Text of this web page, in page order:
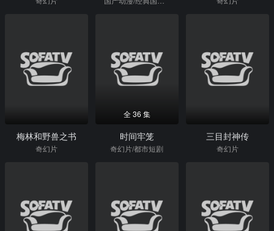
梅林和野兽之书
奇幻片
全 36 集
时间牢笼
奇幻片/都市短剧
三目封神传
奇幻片